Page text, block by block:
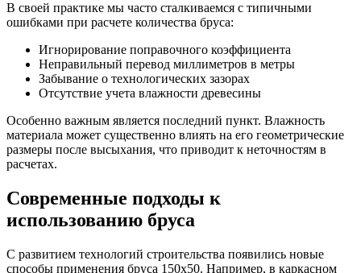
В своей практике мы часто сталкиваемся с типичными
ошибками при расчете количества бруса:
Игнорирование поправочного коэффициента
Неправильный перевод миллиметров в метры
Забывание о технологических зазорах
Отсутствие учета влажности древесины
Особенно важным является последний пункт. Влажность
материала может существенно влиять на его геометрические
размеры после высыхания, что приводит к неточностям в
расчетах.
Современные подходы к
использованию бруса
С развитием технологий строительства появились новые
способы применения бруса 150х50. Например, в каркасном